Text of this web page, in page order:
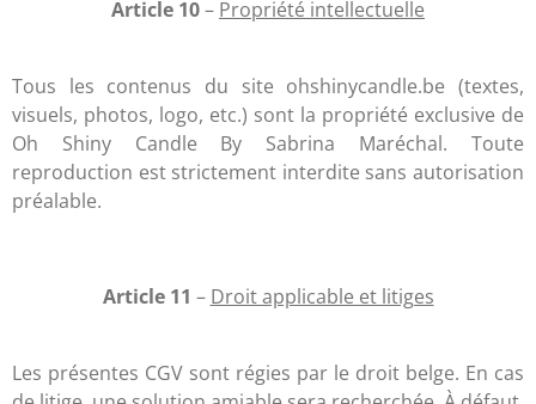
Article 10– Propriété intellectuelle
Tous les contenus du site ohshinycandle.be (textes,
visuels, photos, logo, etc.) sont la propriété exclusive de
Oh Shiny Candle By Sabrina Maréchal. Toute
reproduction est strictement interdite sans autorisation
préalable.
Article 11 – Droit applicable et litiges
Les présentes CGV sont régies par le droit belge. En cas